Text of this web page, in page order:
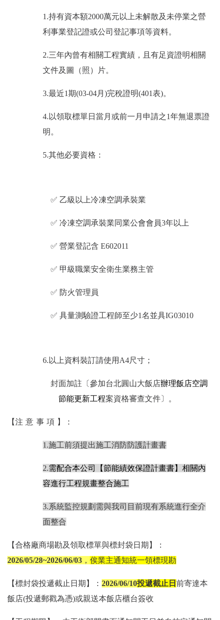
1.持有資本額2000萬元以上未解散及未停業之營
利事業登記證或公司登記事項等資料。
2.三年內曾有相關工程實績，且有足資證明相關
文件及圖（照）片。
3.最近1期(03-04月)完稅證明(401表)。
4. 以領取標單日當月或前一月申請之1年無退票證
明。
5.其他必要資格 ：
✅ 乙級以上冷凍空調承裝業
✅ 冷凍空調承裝業同業公會會員3年以上
✅ 營業登記含 E602011
✅ 甲級職業安全衛生業務主管
✅ 防火管理員
✅ 具量測驗證工程師至少1名並具IG03010
6. 以上資料裝訂請使用A4尺寸；
封面加註〔參加台北圓山大飯店辦理飯店空調
節能更新工程案資格審查文件〕 。
【注意事項 】：
1.施工前須提出施工消防防護計畫書
2.需配合本公司【節能績效保證計畫書】相關內
容進行工程規畫整合施工
3.系統監控規劃需與我司目前現有系統進行全介
面整合
【合格廠商場勘及領取標單與標封袋日期 】：
2026/05/28~2026/06/03 ， 俟業主通知統一領標現勘
【標封袋投遞截止日期 】： 2026/06/10投遞截止日 前寄達本
飯店(投遞郵戳為憑)或親送本飯店櫃台簽收